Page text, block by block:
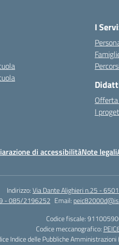
I
I
di accessibilitàNote legali
Indirizzo:Via Dante Alighieri n.25 -
- 085/2196252 Email:
Codice fiscale:
Codice meccanografico:
Indice delle Pubbliche Amministrazioni